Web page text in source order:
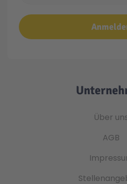
Über
AGB